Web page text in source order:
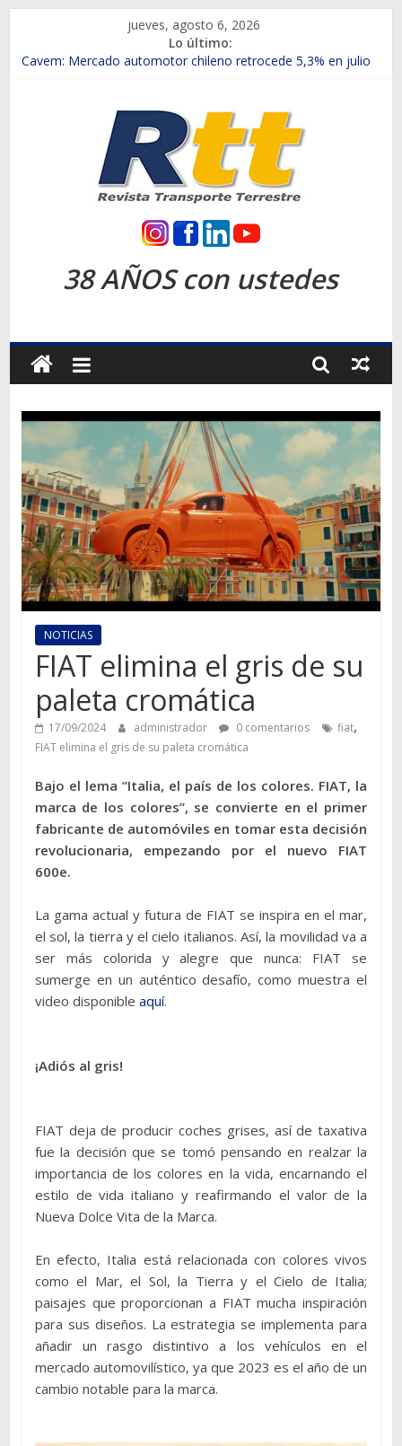
contenido
jueves, agosto 6, 2026
Lo último:
Chile es el primer mercado internacional en lanzar la nueva
Salfa suma vehículos electrificados de Chevrolet en el Biobío
Samex amplía su red con nuevas sucursales en Rancagua y
SINOTRUK Pick-ups presentó la recién estrenada Bolden en
la Expo Compras Públicas 2026
Revista
Transporte
Terrestre
Autos,
camiones,
motos,
información
del
mundo
del
transporte
38 AÑOS con ustedes
NOTICIAS
FIAT elimina el gris de su
paleta cromática
17/09/2024 administrador 0 comentarios fiat,
FIAT elimina el gris de su paleta cromática
Bajo el lema “Italia, el país de los colores. FIAT, la
marca de los colores”, se convierte en el primer
fabricante de automóviles en tomar esta decisión
revolucionaria, empezando por el nuevo FIAT
600e.
La gama actual y futura de FIAT se inspira en el mar,
el sol, la tierra y el cielo italianos. Así, la movilidad va a
ser más colorida y alegre que nunca: FIAT se
sumerge en un auténtico desafío, como muestra el
video disponible aquí.
¡Adiós al gris!
FIAT deja de producir coches grises, así de taxativa
fue la decisión que se tomó pensando en realzar la
importancia de los colores en la vida, encarnando el
estilo de vida italiano y reafirmando el valor de la
Nueva Dolce Vita de la Marca.
En efecto, Italia está relacionada con colores vivos
como el Mar, el Sol, la Tierra y el Cielo de Italia;
paisajes que proporcionan a FIAT mucha inspiración
para sus diseños. La estrategia se implementa para
añadir un rasgo distintivo a los vehículos en el
mercado automovilístico, ya que 2023 es el año de un
cambio notable para la marca.